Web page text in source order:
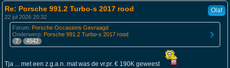
Olaf
Re: Porsche 991.2 Turbo-s 2017 rood
22 jul 2026 20:32
Forum: Porsche Occasions Gevraagd
Onderwerp: Porsche 991.2 Turbo-s 2017 rood
7
4542
Tja ... met een z.g.a.n. mat was de vr.pr. € 190K geweest